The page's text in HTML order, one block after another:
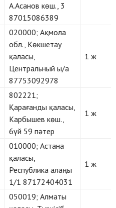
А.Асанов көш., 3
87015086389
020000; Ақмола
обл., Көкшетау
қаласы,
Центральный ы/а
87753092978
1 ж
802221;
Қарағанды қаласы,
Карбышев көш.,
6үй 59 пәтер
1 ж
010000; Астана
қаласы,
Республика алаңы
1/1 87172404031
1 ж
050019; Алматы